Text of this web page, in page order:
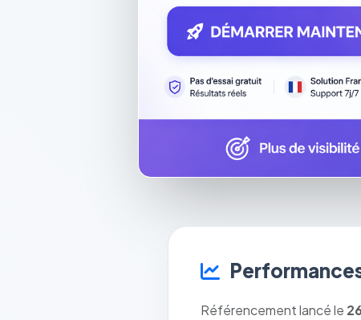
Référencement lancé le